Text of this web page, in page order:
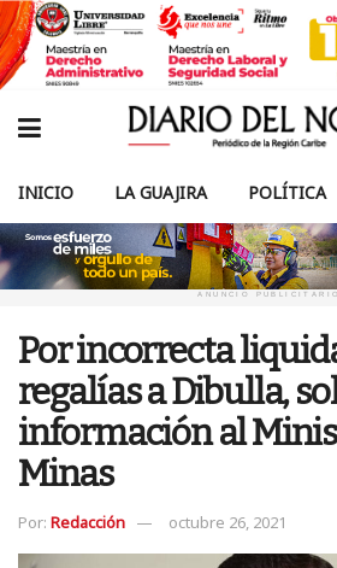
INICIO LA GUAJIRA POLÍTICA
ANUNCIO PUBLICITARIO
Por incorrecta
regalías a Dibulla,
información al
Minas
Por: Redacción octubre 26, 2021